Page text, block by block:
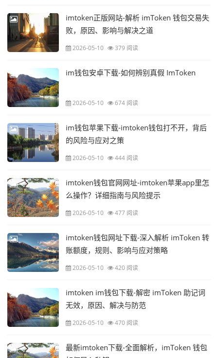
imtoken正版网站-解析 imToken 钱包交易失
败，原因、影响与解决之道
2026-05-10 379 阅读
im钱包安卓下载-如何辨别真假 ImToken
2026-05-10 674 阅读
im钱包苹果下载-imtoken钱包打不开，背后
的风险与应对之策
2026-05-10 444 阅读
imtoken钱包官网网址-imtoken苹果app里怎
么操作？详细指南与风险提示
2026-05-10 477 阅读
imtoken钱包网址下载-深入解析 imToken 转
账额度，规则、影响与应对策略
2026-05-10 420 阅读
imtoken im钱包下载-解密 imToken 助记词
无效，原因、解决与防范
2026-05-10 470 阅读
最新imtoken下载-全面解析，imToken 钱包